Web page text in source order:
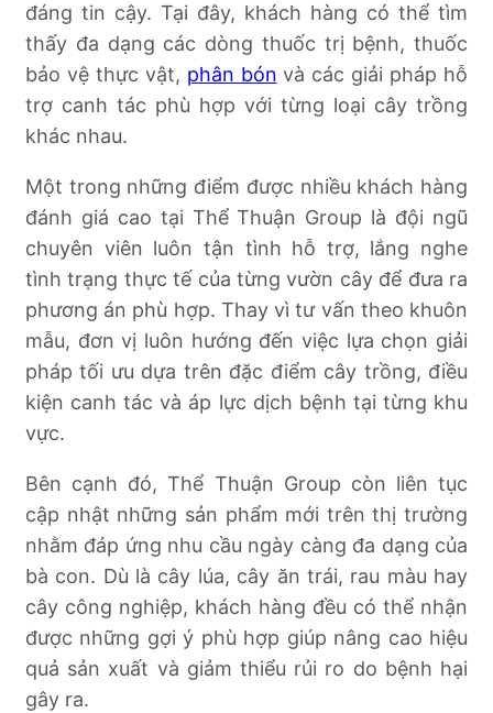
đáng tin cậy. Tại đây, khách hàng có thể tìm
thấy đa dạng các dòng thuốc trị bệnh, thuốc
bảo vệ thực vật, phân bón và các giải pháp hỗ
trợ canh tác phù hợp với từng loại cây trồng
khác nhau.
Một trong những điểm được nhiều khách hàng
đánh giá cao tại Thể Thuận Group là đội ngũ
chuyên viên luôn tận tình hỗ trợ, lắng nghe
tình trạng thực tế của từng vườn cây để đưa ra
phương án phù hợp. Thay vì tư vấn theo khuôn
mẫu, đơn vị luôn hướng đến việc lựa chọn giải
pháp tối ưu dựa trên đặc điểm cây trồng, điều
kiện canh tác và áp lực dịch bệnh tại từng khu
vực.
Bên cạnh đó, Thể Thuận Group còn liên tục
cập nhật những sản phẩm mới trên thị trường
nhằm đáp ứng nhu cầu ngày càng đa dạng của
bà con. Dù là cây lúa, cây ăn trái, rau màu hay
cây công nghiệp, khách hàng đều có thể nhận
được những gợi ý phù hợp giúp nâng cao hiệu
quả sản xuất và giảm thiểu rủi ro do bệnh hại
gây ra.